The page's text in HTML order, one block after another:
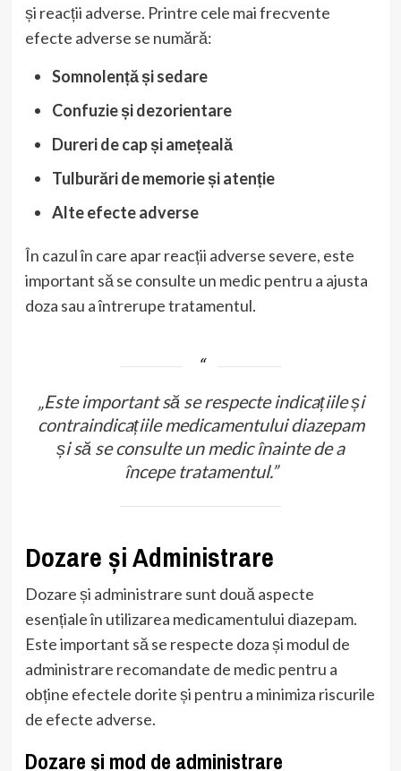
și reacții adverse. Printre cele mai frecvente
efecte adverse se numără:
Somnolență și sedare
Confuzie și dezorientare
Dureri de cap și amețeală
Tulburări de memorie și atenție
Alte efecte adverse
În cazul în care apar reacții adverse severe, este
important să se consulte un medic pentru a ajusta
doza sau a întrerupe tratamentul.
„Este important să se respecte indicațiile și
contraindicațiile medicamentului diazepam
și să se consulte un medic înainte de a
începe tratamentul.”
Dozare și Administrare
Dozare și administrare sunt două aspecte
esențiale în utilizarea medicamentului diazepam.
Este important să se respecte doza și modul de
administrare recomandate de medic pentru a
obține efectele dorite și pentru a minimiza riscurile
de efecte adverse.
Dozare și mod de administrare